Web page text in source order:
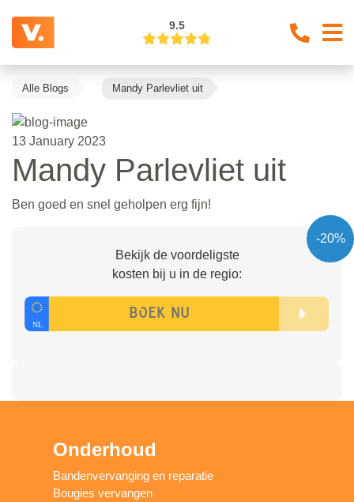
9.5
Alle Blogs Mandy Parlevliet uit
13 January 2023
Mandy Parlevliet uit
Ben goed en snel geholpen erg fijn!
-20%
Bekijk de voordeligste
kosten bij u in de regio:
Onderhoud
Bandenvervanging en reparatie
Bougies vervangen